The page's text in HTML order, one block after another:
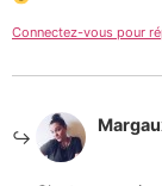
Connectez-vous pour